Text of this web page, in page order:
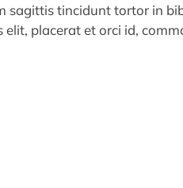
sagittis tincidunt tortor in
elit, placerat et orci id,